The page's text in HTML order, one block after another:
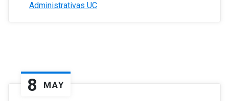
Administrativas UC
8 MAY